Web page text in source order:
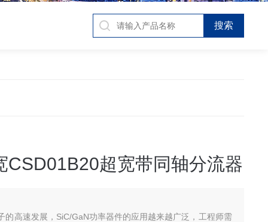
CSD01B20超宽带同轴分流器
的高速发展，SiC/GaN功率器件的应用越来越广泛，工程师需